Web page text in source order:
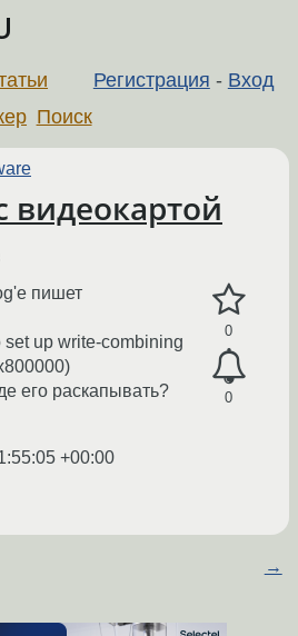
Регистрация - Вход
Поиск
видеокартой
0
0
пишет
set up write-combining
его раскапывать?
+00:00
→